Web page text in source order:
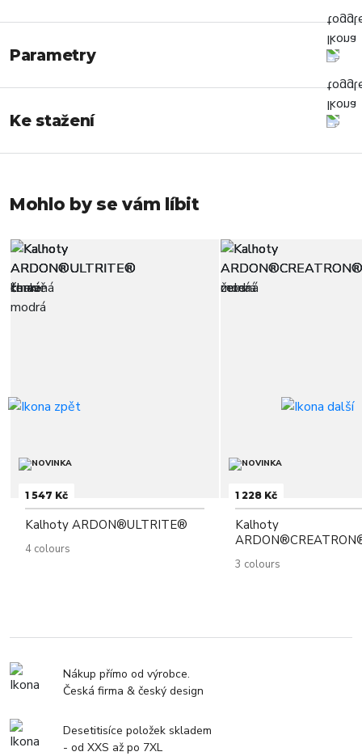
Parametry
Ke stažení
Mohlo by se vám líbit
1 547 Kč
Kalhoty ARDON®ULTRITE®
4 colours
1 228 Kč
Kalhoty
3 colours
Nákup přímo od výrobce.
Česká firma & český design
Desetitisíce položek skladem
- od XXS až po 7XL